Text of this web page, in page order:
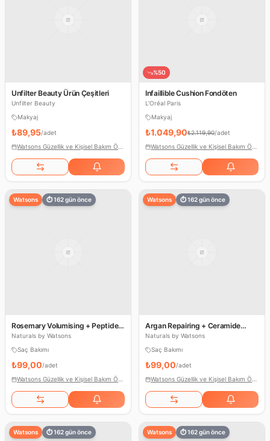
Unfilter Beauty Ürün Çeşitleri
Unfilter Beauty
Makyaj
₺89,95/adet
%50
Infaillible Cushion Fondöten
L'Oréal Paris
Makyaj
₺1.049,90₺2.119,90/adet
Watsons ⏱162gün önce
Rosemary Volumising + Peptide
Conditioner
Naturals by Watsons
Saç Bakımı
₺99,00/adet
Watsons ⏱162gün önce
Argan Repairing + Ceramide
Shampoo
Naturals by Watsons
Saç Bakımı
₺99,00/adet
Watsons ⏱162gün önce Watsons ⏱162gün önce